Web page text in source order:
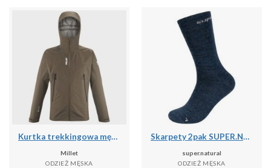
Kurtka trekkingowa męska MILLET Seneca Gtx 3L Jkt M
Millet
ODZIEŻ MĘSKA
Skarpety 2pak SUPER.NATURAL SN All Day Socks 2-pack
super.natural
ODZIEŻ MĘSKA